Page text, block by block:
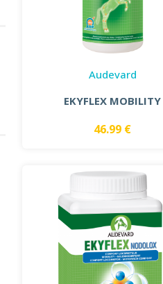
Audevard
EKYFLEX MOBILITY
46.99 €